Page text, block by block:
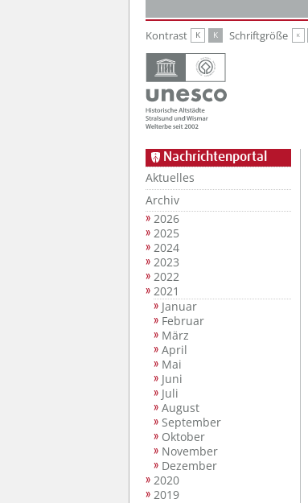
Kontrast K K Schriftgröße K
Nachrichtenportal
Aktuelles
Archiv
2026
2025
2024
2023
2022
2021
Januar
Februar
März
April
Mai
Juni
Juli
August
September
Oktober
November
Dezember
2020
2019